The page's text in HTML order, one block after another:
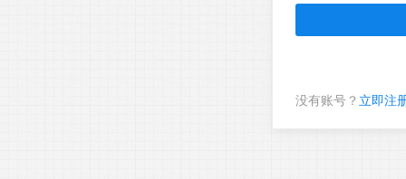
没有账号？ 立即注